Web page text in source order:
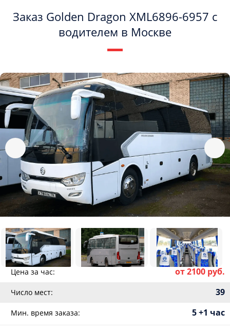
Заказ Golden Dragon XML6896-6957 с
водителем в Москве
Цена за час: от 2100 руб.
Число мест: 39
Мин. время заказа: 5 +1 час
Политикой конфиденциальности
ознакомлен(а), даю согласие на